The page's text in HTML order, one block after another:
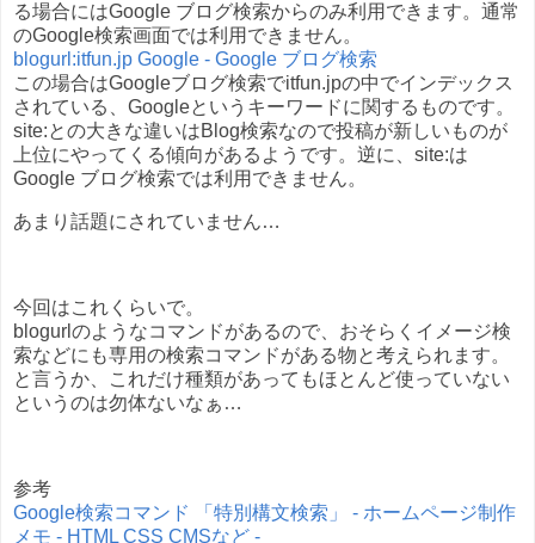
る場合にはGoogle ブログ検索からのみ利用できます。通常
のGoogle検索画面では利用できません。
blogurl:itfun.jp Google - Google ブログ検索
この場合はGoogleブログ検索でitfun.jpの中でインデックス
されている、Googleというキーワードに関するものです。
site:との大きな違いはBlog検索なので投稿が新しいものが
上位にやってくる傾向があるようです。逆に、site:は
Google ブログ検索では利用できません。
あまり話題にされていません…
今回はこれくらいで。
blogurlのようなコマンドがあるので、おそらくイメージ検
索などにも専用の検索コマンドがある物と考えられます。
と言うか、これだけ種類があってもほとんど使っていない
というのは勿体ないなぁ…
参考
Google検索コマンド 「特別構文検索」 - ホームページ制作
メモ - HTML CSS CMSなど -